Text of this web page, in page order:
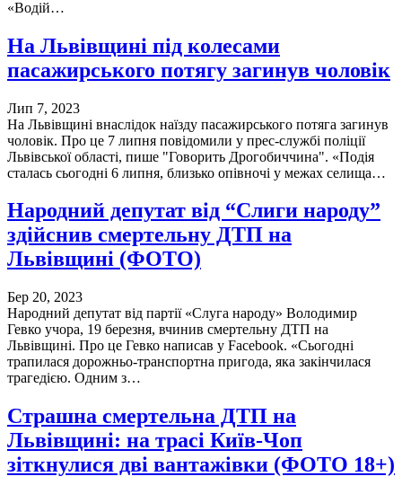
«Водій…
На Львівщині під колесами
пасажирського потягу загинув чоловік
Лип 7, 2023
На Львівщині внаслідок наїзду пасажирського потяга загинув
чоловік. Про це 7 липня повідомили у прес-службі поліції
Львівської області, пише "Говорить Дрогобиччина". «Подія
сталась сьогодні 6 липня, близько опівночі у межах селища…
Народний депутат від “Слиги народу”
здійснив смертельну ДТП на
Львівщині (ФОТО)
Бер 20, 2023
Народний депутат від партії «Слуга народу» Володимир
Гевко учора, 19 березня, вчинив смертельну ДТП на
Львівщині. Про це Гевко написав у Facebook. «Сьогодні
трапилася дорожньо-транспортна пригода, яка закінчилася
трагедією. Одним з…
Страшна смертельна ДТП на
Львівщині: на трасі Київ-Чоп
зіткнулися дві вантажівки (ФОТО 18+)